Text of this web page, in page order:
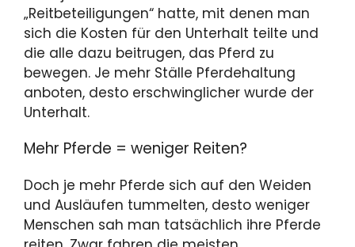
„Reitbeteiligungen“ hatte, mit denen man
sich die Kosten für den Unterhalt teilte und
die alle dazu beitrugen, das Pferd zu
bewegen. Je mehr Ställe Pferdehaltung
anboten, desto erschwinglicher wurde der
Unterhalt.
Mehr Pferde = weniger Reiten?
Doch je mehr Pferde sich auf den Weiden
und Ausläufen tummelten, desto weniger
Menschen sah man tatsächlich ihre Pferde